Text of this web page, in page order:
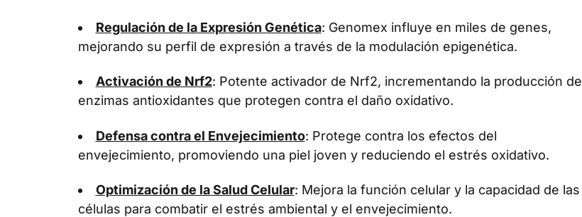
Regulación de la Expresión Genética: Genomex influye en miles de genes,
mejorando su perfil de expresión a través de la modulación epigenética.
Activación de Nrf2: Potente activador de Nrf2, incrementando la producción de
enzimas antioxidantes que protegen contra el daño oxidativo.
Defensa contra el Envejecimiento: Protege contra los efectos del
envejecimiento, promoviendo una piel joven y reduciendo el estrés oxidativo.
Optimización de la Salud Celular: Mejora la función celular y la capacidad de las
células para combatir el estrés ambiental y el envejecimiento.